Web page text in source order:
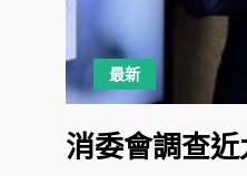
最新
消委會調查